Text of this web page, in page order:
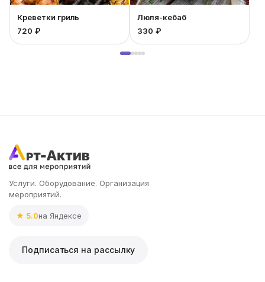
Креветки гриль
720 ₽
Люля-кебаб
330 ₽
Услуги. Оборудование. Организация
мероприятий.
★ 5.0на Яндексе
Подписаться на рассылку